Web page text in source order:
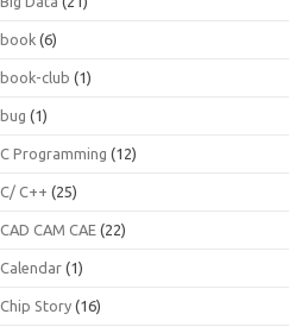
book (6)
book-club (1)
bug (1)
C Programming (12)
C/ C++ (25)
CAD CAM CAE (22)
Calendar (1)
Chip Story (16)